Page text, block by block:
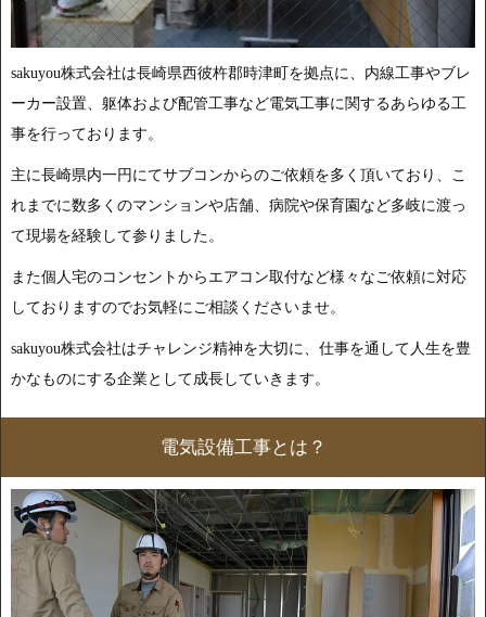
sakuyou株式会社は長崎県西彼杵郡時津町を拠点に、内線工事やブレ
ーカー設置、躯体および配管工事など電気工事に関するあらゆる工
事を行っております。
主に長崎県内一円にてサブコンからのご依頼を多く頂いており、こ
れまでに数多くのマンションや店舗、病院や保育園など多岐に渡っ
て現場を経験して参りました。
また個人宅のコンセントからエアコン取付など様々なご依頼に対応
しておりますのでお気軽にご相談くださいませ。
sakuyou株式会社はチャレンジ精神を大切に、仕事を通して人生を豊
かなものにする企業として成長していきます。
電気設備工事とは？